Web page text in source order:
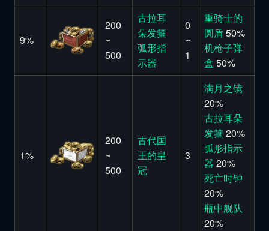
9%
200
~
500
古拉耳
朵发箍
弧形指
示器
0
~
1
重骑士的
圆盾50%
机枪子弹
盒 50%
1%
200
~
500
古代国
王的皇
冠
3
满月之镜
20%
古拉耳朵
发箍 20%
弧形指示
器 20%
死亡时钟
20%
瓶中舰队
20%